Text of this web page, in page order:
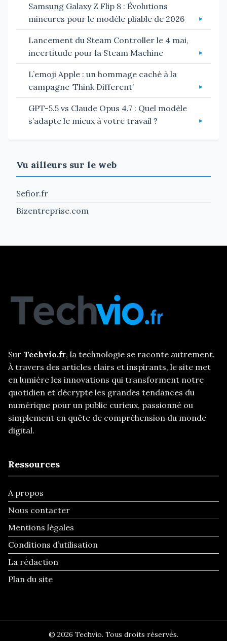
Samsung Galaxy Z Flip 8 : Évolutions
mineures pour le modèle pliable de 2026
Lancement du Steam Controller le 4 mai,
incertitude pour la Steam Machine
L’emoji Apple : un hommage caché à la
campagne ‘Think Different’
GPT-5.5 vs Claude Opus 4.7 : Quel modèle
s’adapte le mieux à votre travail ?
Vu ailleurs sur le web
Sefior.fr
Bizentreprise.com
Sur Techvio.fr, la technologie se raconte autrement.
À travers des articles clairs et inspirants, le site met
en lumière les innovations qui transforment notre
quotidien et décrypte les grandes tendances du
numérique pour un public curieux, passionné ou
simplement en quête de compréhension du monde
digital.
Ressources
A propos
Nous contacter
Mentions légales
Conditions d’utilisation
La rédaction
Plan du site
© 2026 Techvio. Tous droits réservés.